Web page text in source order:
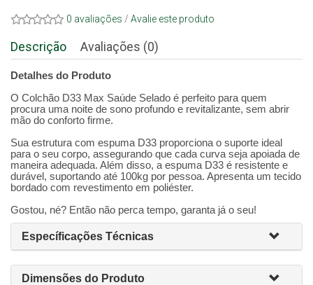
0 avaliações / Avalie este produto
Descrição Avaliações (0)
Detalhes do Produto
O Colchão D33 Max Saúde Selado é perfeito para quem
procura uma noite de sono profundo e revitalizante, sem abrir
mão do conforto firme.
Sua estrutura com espuma D33 proporciona o suporte ideal
para o seu corpo, assegurando que cada curva seja apoiada de
maneira adequada. Além disso, a espuma D33 é resistente e
durável, suportando até 100kg por pessoa. Apresenta um tecido
bordado com revestimento em poliéster.
Gostou, né? Então não perca tempo, garanta já o seu!
Específicações Técnicas
Dimensões do Produto